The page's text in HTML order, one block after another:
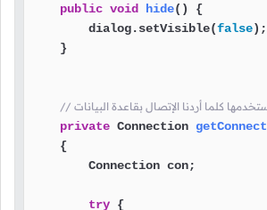
public void hide()
{
        dialog.setVisible(
false);
    }
private Connection
    {
        Connection con;
try {